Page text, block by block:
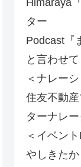
Himaraya
ター
Podcast『
と言わせて
＜ナレー
住友不動
ターナレ
＜イベント
やしきた